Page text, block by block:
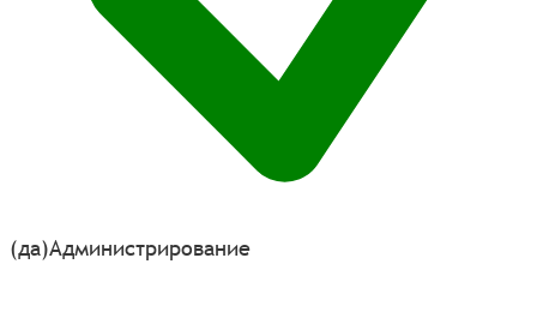
(да)Администрирование